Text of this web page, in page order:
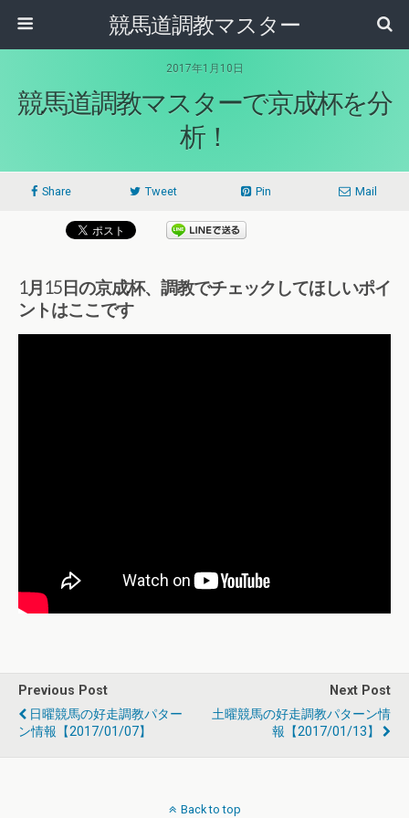
競馬道調教マスター
2017年1月10日
競馬道調教マスターで京成杯を分
析！
Share Tweet Pin Mail
1月15日の京成杯、調教でチェックしてほしいポイ
ントはここです
Previous Post
日曜競馬の好走調教パター
ン情報【2017/01/07】
Next Post
土曜競馬の好走調教パターン情
報【2017/01/13】
Back to top